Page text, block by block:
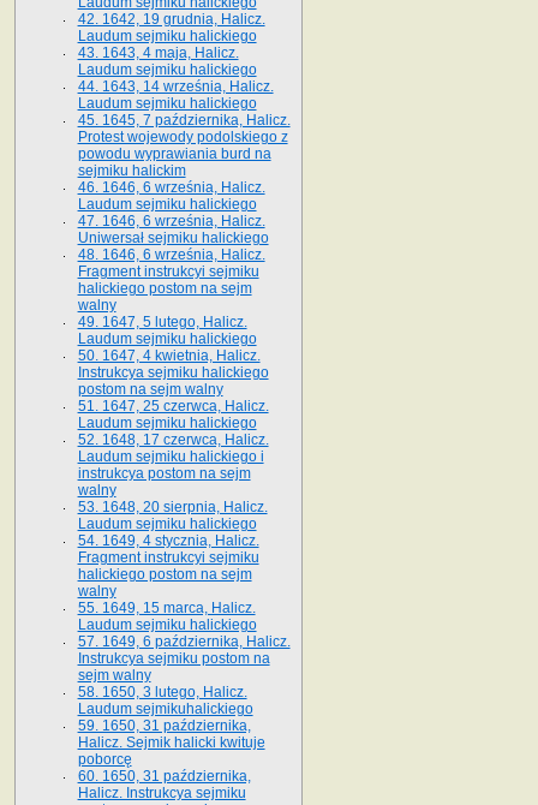
42. 1642, 19 grudnia, Halicz.
Laudum sejmiku halickiego
43. 1643, 4 maja, Halicz.
Laudum sejmiku halickiego
44. 1643, 14 września, Halicz.
Laudum sejmiku halickiego
45. 1645, 7 października, Halicz.
Protest wojewody podolskiego z
powodu wyprawiania burd na
sejmiku halickim
46. 1646, 6 września, Halicz.
Laudum sejmiku halickiego
47. 1646, 6 września, Halicz.
Uniwersał sejmiku halickiego
48. 1646, 6 września, Halicz.
Fragment instrukcyi sejmiku
halickiego postom na sejm
walny
49. 1647, 5 lutego, Halicz.
Laudum sejmiku halickiego
50. 1647, 4 kwietnia, Halicz.
Instrukcya sejmiku halickiego
postom na sejm walny
51. 1647, 25 czerwca, Halicz.
Laudum sejmiku halickiego
52. 1648, 17 czerwca, Halicz.
Laudum sejmiku halickiego i
instrukcya postom na sejm
walny
53. 1648, 20 sierpnia, Halicz.
Laudum sejmiku halickiego
54. 1649, 4 stycznia, Halicz.
Fragment instrukcyi sejmiku
halickiego postom na sejm
walny
55. 1649, 15 marca, Halicz.
Laudum sejmiku halickiego
57. 1649, 6 października, Halicz.
Instrukcya sejmiku postom na
sejm walny
58. 1650, 3 lutego, Halicz.
Laudum sejmikuhalickiego
59. 1650, 31 października,
Halicz. Sejmik halicki kwituje
poborcę
60. 1650, 31 października,
Halicz. Instrukcya sejmiku